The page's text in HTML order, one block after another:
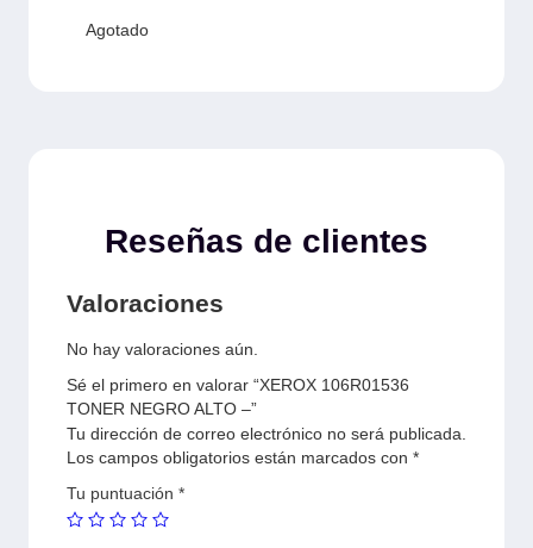
Agotado
Reseñas de clientes
Valoraciones
No hay valoraciones aún.
Sé el primero en valorar “XEROX 106R01536
TONER NEGRO ALTO –”
Tu dirección de correo electrónico no será publicada.
Los campos obligatorios están marcados con *
Tu puntuación *